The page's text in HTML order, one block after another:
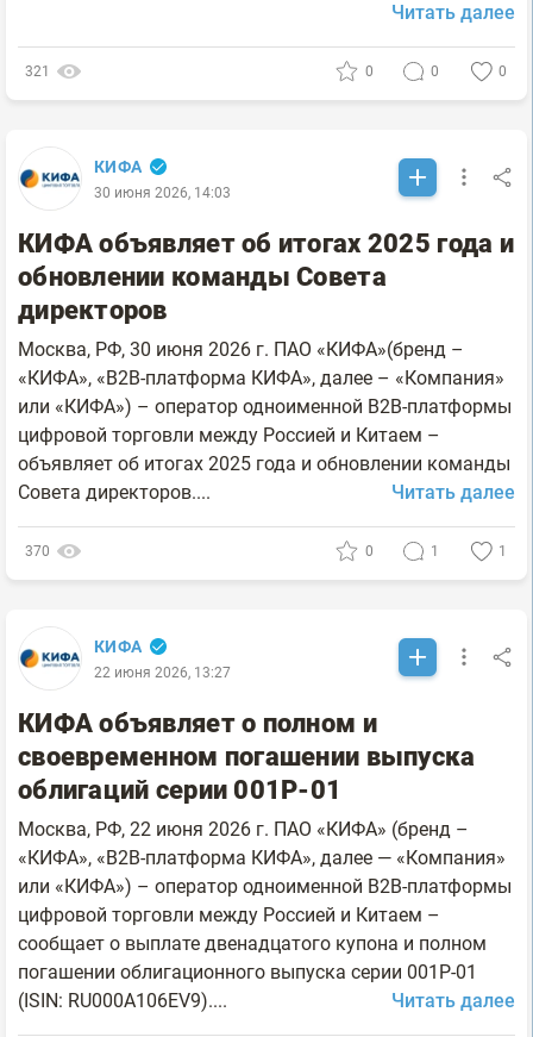
Читать далее
321 0 0 0
КИФА
30 июня 2026, 14:03
КИФА объявляет об итогах 2025 года и
обновлении команды Совета
директоров
Москва, РФ, 30 июня 2026 г. ПАО «КИФА»(бренд –
«КИФА», «B2B-платформа КИФА», далее – «Компания»
или «КИФА») – оператор одноименной B2B-платформы
цифровой торговли между Россией и Китаем –
объявляет об итогах 2025 года и обновлении команды
Совета директоров....
Читать далее
370 0 1 1
КИФА
22 июня 2026, 13:27
КИФА объявляет о полном и
своевременном погашении выпуска
облигаций серии 001Р-01
Москва, РФ, 22 июня 2026 г. ПАО «КИФА» (бренд –
«КИФА», «B2B-платформа КИФА», далее — «Компания»
или «КИФА») – оператор одноименной B2B-платформы
цифровой торговли между Россией и Китаем –
сообщает о выплате двенадцатого купона и полном
погашении облигационного выпуска серии 001P-01
(ISIN: RU000A106EV9)....
Читать далее